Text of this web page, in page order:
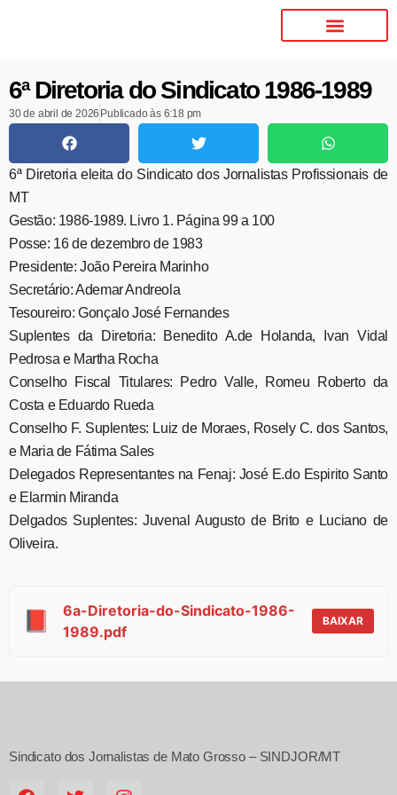
6ª Diretoria do Sindicato 1986-1989
30 de abril de 2026 Publicado às 6:18 pm
6ª Diretoria eleita do Sindicato dos Jornalistas Profissionais de
MT
Gestão: 1986-1989. Livro 1. Página 99 a 100
Posse: 16 de dezembro de 1983
Presidente: João Pereira Marinho
Secretário: Ademar Andreola
Tesoureiro: Gonçalo José Fernandes
Suplentes da Diretoria: Benedito A.de Holanda, Ivan Vidal
Pedrosa e Martha Rocha
Conselho Fiscal Titulares: Pedro Valle, Romeu Roberto da
Costa e Eduardo Rueda
Conselho F. Suplentes: Luiz de Moraes, Rosely C. dos Santos,
e Maria de Fátima Sales
Delegados Representantes na Fenaj: José E.do Espirito Santo
e Elarmin Miranda
Delgados Suplentes: Juvenal Augusto de Brito e Luciano de
Oliveira.
📕
6a-Diretoria-do-Sindicato-1986-
1989.pdf
BAIXAR
Sindicato dos Jornalistas de Mato Grosso – SINDJOR/MT